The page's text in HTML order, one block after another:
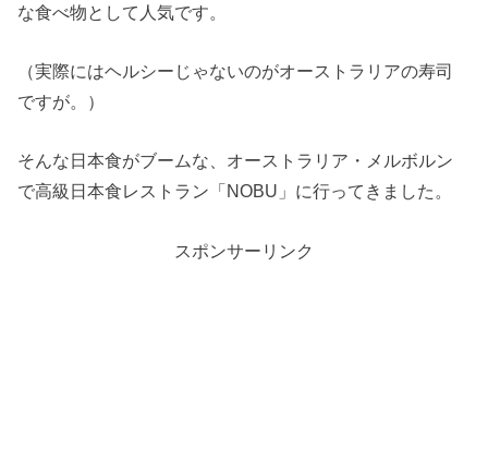
な食べ物として人気です。
（実際にはヘルシーじゃないのがオーストラリアの寿司
ですが。）
そんな日本食がブームな、オーストラリア・メルボルン
で高級日本食レストラン「NOBU」に行ってきました。
スポンサーリンク